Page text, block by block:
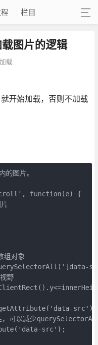
栏目
图片的逻辑
加载
开始加载，否则不加载
的图片。
function(e) {
组对象
野
src');
可以减少
src');